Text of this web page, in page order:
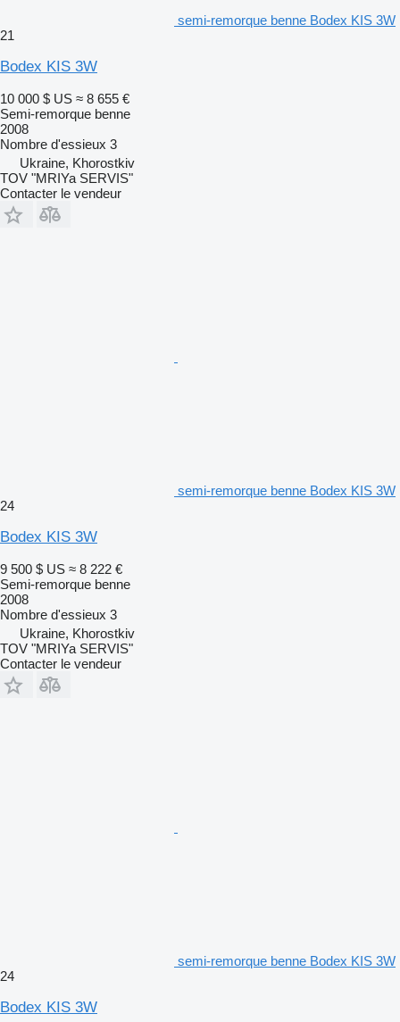
semi-remorque benne Bodex KIS 3W
21
Bodex KIS 3W
10 000 $ US ≈ 8 655 €
Semi-remorque benne
2008
Nombre d'essieux 3
Ukraine, Khorostkiv
TOV "MRIYa SERVIS"
Contacter le vendeur
semi-remorque benne Bodex KIS 3W
24
Bodex KIS 3W
9 500 $ US ≈ 8 222 €
Semi-remorque benne
2008
Nombre d'essieux 3
Ukraine, Khorostkiv
TOV "MRIYa SERVIS"
Contacter le vendeur
semi-remorque benne Bodex KIS 3W
24
Bodex KIS 3W